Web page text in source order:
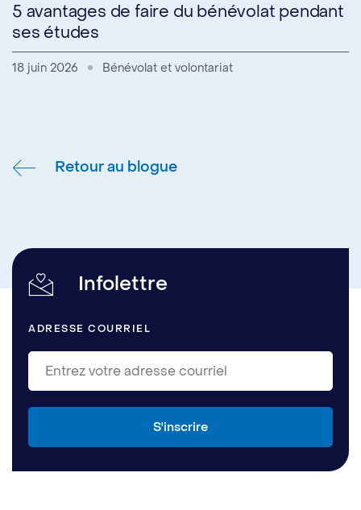
5 avantages de faire du bénévolat pendant
ses études
18 juin 2026 Bénévolat et volontariat
Retour au blogue
Infolettre
ADRESSE COURRIEL